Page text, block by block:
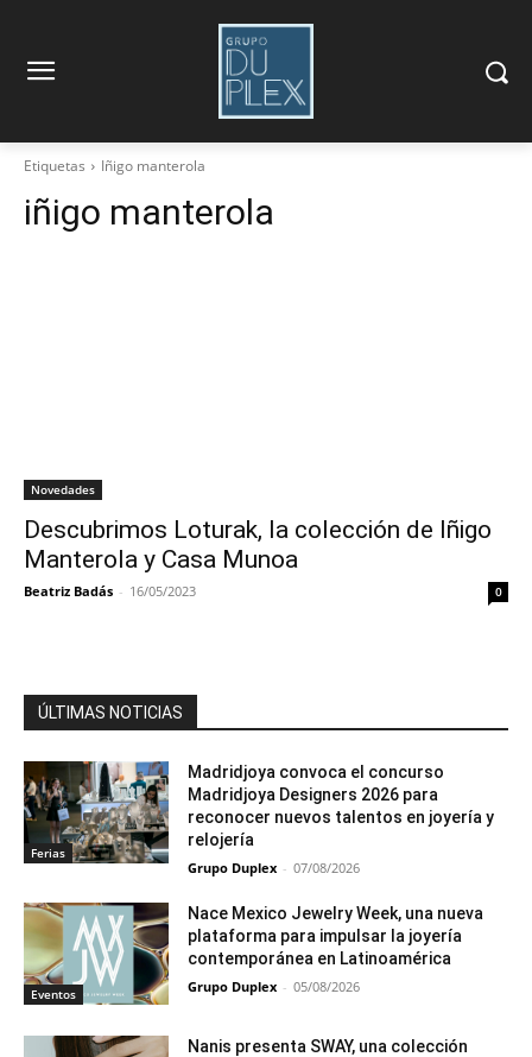
Etiquetas Iñigo manterola
iñigo manterola
Novedades
Descubrimos Loturak, la colección de Iñigo
Manterola y Casa Munoa
Beatriz Badás - 16/05/2023 0
ÚLTIMAS NOTICIAS
Ferias
Madridjoya convoca el concurso
Madridjoya Designers 2026 para
reconocer nuevos talentos en joyería y
relojería
Grupo Duplex - 07/08/2026
Eventos
Nace Mexico Jewelry Week, una nueva
plataforma para impulsar la joyería
contemporánea en Latinoamérica
Grupo Duplex - 05/08/2026
Nanis presenta SWAY, una colección